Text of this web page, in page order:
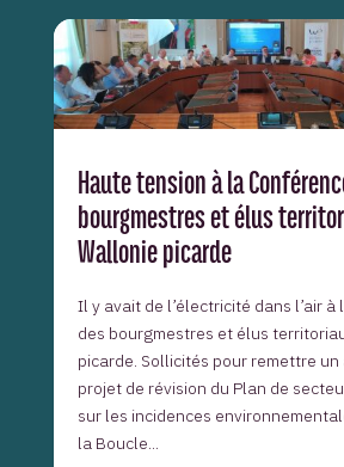
Haute tension à la
bourgmestres et élus
Wallonie picarde
Il y avait de l’électricité dans l’air à
des bourgmestres et élus
picarde. Sollicités pour remettre un
projet de révision du Plan de
sur les incidences
la Boucle...